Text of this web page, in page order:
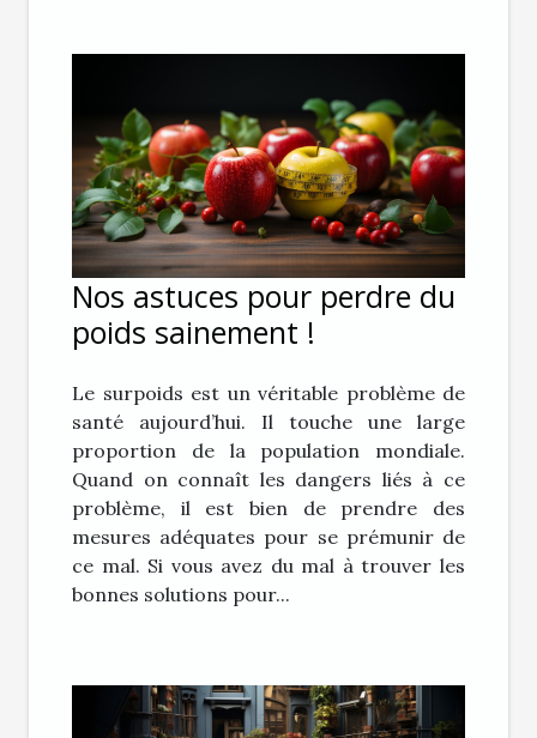
Nos astuces pour perdre du
poids sainement !
Le surpoids est un véritable problème de
santé aujourd’hui. Il touche une large
proportion de la population mondiale.
Quand on connaît les dangers liés à ce
problème, il est bien de prendre des
mesures adéquates pour se prémunir de
ce mal. Si vous avez du mal à trouver les
bonnes solutions pour...